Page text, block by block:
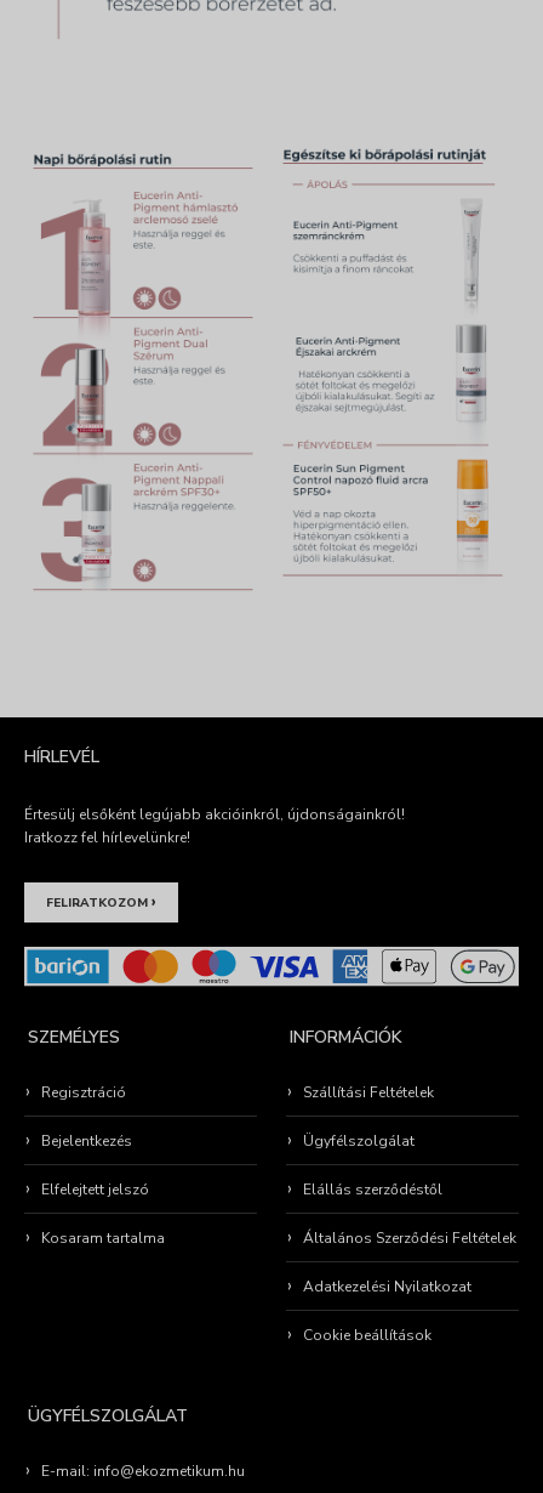
HÍRLEVÉL
Értesülj elsőként legújabb akcióinkról, újdonságainkról!
Iratkozz fel hírlevelünkre!
FELIRATKOZOM ›
SZEMÉLYES
Regisztráció
Bejelentkezés
Elfelejtett jelszó
Kosaram tartalma
INFORMÁCIÓK
Szállítási Feltételek
Ügyfélszolgálat
Elállás szerződéstől
Általános Szerződési Feltételek
Adatkezelési Nyilatkozat
Cookie beállítások
ÜGYFÉLSZOLGÁLAT
E-mail: info@ekozmetikum.hu